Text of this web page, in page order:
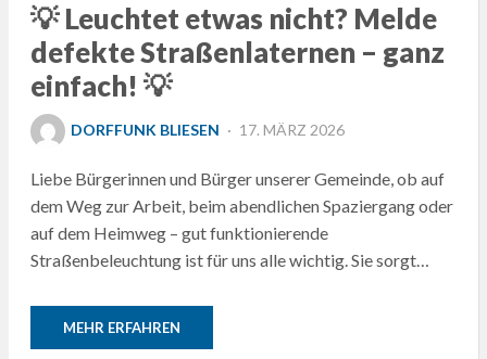
💡 Leuchtet etwas nicht? Melde
defekte Straßenlaternen – ganz
einfach! 💡
DORFFUNK BLIESEN
POSTED
17. MÄRZ 2026
Liebe Bürgerinnen und Bürger unserer Gemeinde, ob auf
dem Weg zur Arbeit, beim abendlichen Spaziergang oder
auf dem Heimweg – gut funktionierende
Straßenbeleuchtung ist für uns alle wichtig. Sie sorgt…
MEHR ERFAHREN